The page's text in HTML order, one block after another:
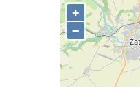
Silniční
Duchcovský
Silniční
Železniční